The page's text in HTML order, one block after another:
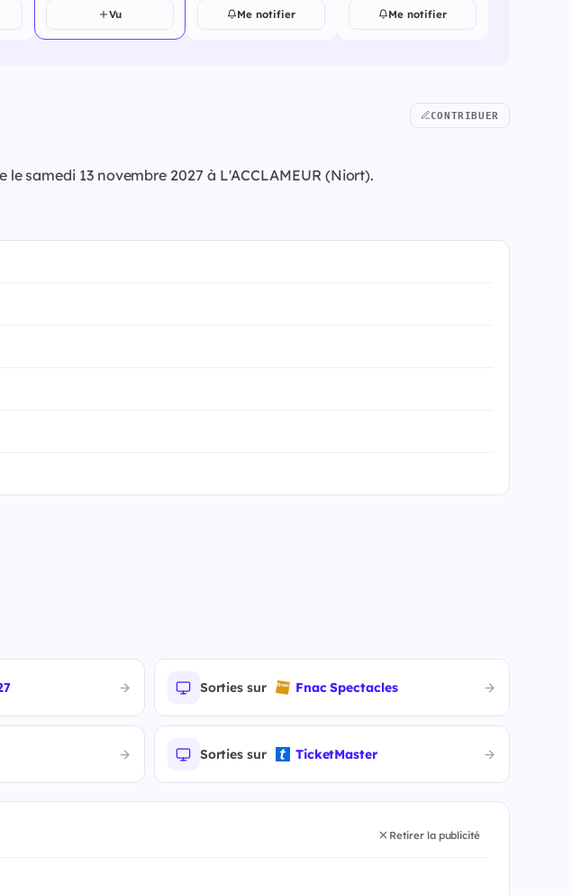
Vu Me notifier Me notifier
CONTRIBUER
samedi 13 novembre 2027 à L'ACCLAMEUR (Niort).
Sorties sur Fnac Spectacles
Sorties sur TicketMaster
Retirer la publicité